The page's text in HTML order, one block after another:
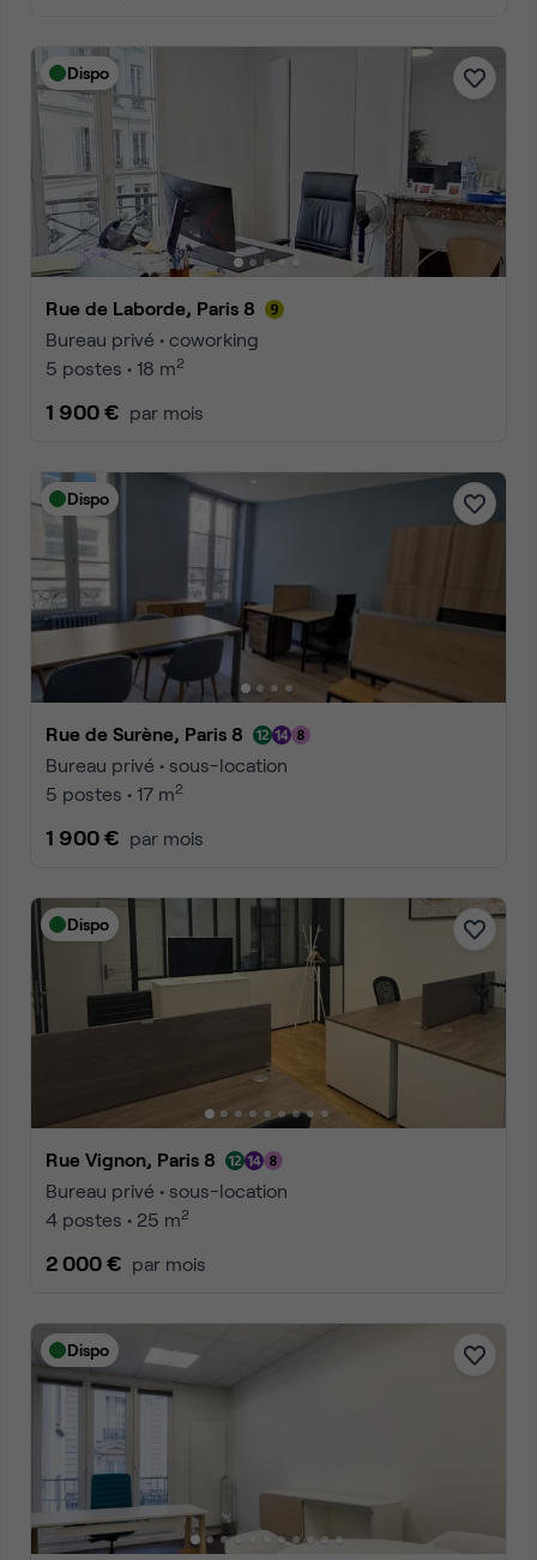
Dispo
Rue de Laborde, Paris 8
Bureau privé • coworking
5 postes • 18 m2
1 900 € par mois
Dispo
Rue de Surène, Paris 8
Bureau privé • sous-location
5 postes • 17 m2
1 900 € par mois
Dispo
Rue Vignon, Paris 8
Bureau privé • sous-location
4 postes • 25 m2
2 000 € par mois
Dispo